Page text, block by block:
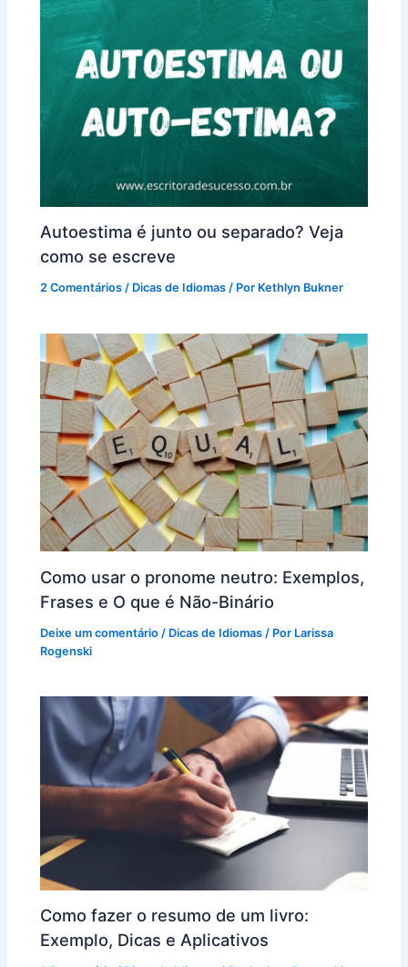
Autoestima é junto ou separado? Veja
como se escreve
2 Comentários / Dicas de Idiomas / Por Kethlyn Bukner
Como usar o pronome neutro: Exemplos,
Frases e O que é Não-Binário
Deixe um comentário / Dicas de Idiomas / Por Larissa
Rogenski
Como fazer o resumo de um livro:
Exemplo, Dicas e Aplicativos